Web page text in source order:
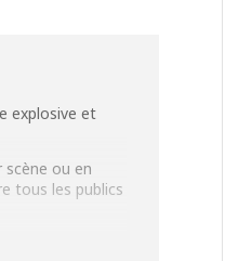
explosive et
scène ou en
tous les publics